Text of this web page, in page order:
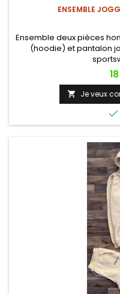
ENSEMBLE
Ensemble deux pièces
(hoodie) et pantalon
 Je veux
